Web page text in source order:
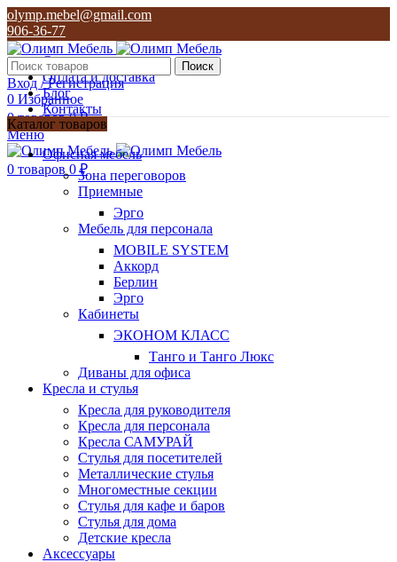
olymp.mebel@gmail.com
906-36-77
О нас
Оплата и доставка
Блог
Контакты
906-36-77
Поиск
Вход / Регистрация
0 Избранное
0товаров 0₽
Меню
0 товаров 0₽
Каталог товаров
Офисная мебель
Зона переговоров
Приемные
Эрго
Мебель для персонала
MOBILE SYSTEM
Аккорд
Берлин
Эрго
Кабинеты
ЭКОНОМ КЛАСС
Танго и Танго Люкс
Диваны для офиса
Кресла и стулья
Кресла для руководителя
Кресла для персонала
Кресла САМУРАЙ
Стулья для посетителей
Металлические стулья
Многоместные секции
Стулья для кафе и баров
Стулья для дома
Детские кресла
Аксессуары